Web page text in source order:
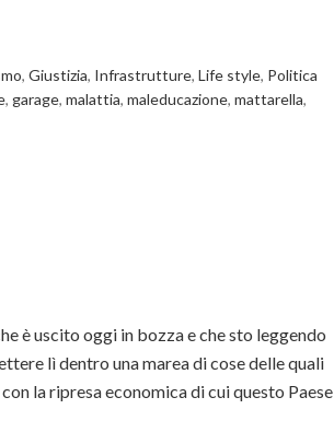
, Giustizia, Infrastrutture, Life style, Politica
, garage, malattia, maleducazione, mattarella,
è uscito oggi in bozza e che sto leggendo
lì dentro una marea di cose delle quali
la ripresa economica di cui questo Paese